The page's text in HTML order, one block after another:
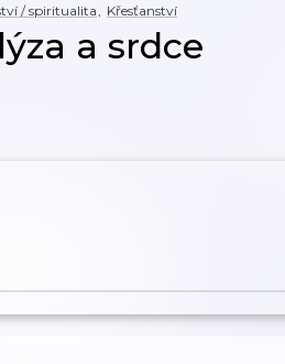
/ spiritualita, Křesťanství
a srdce